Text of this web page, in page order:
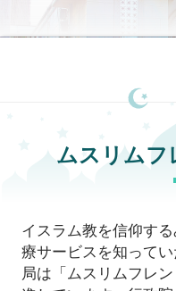
シ
ムスリムフ
イスラム教を信仰す
療サービスを知って
局は「ムスリムフレ